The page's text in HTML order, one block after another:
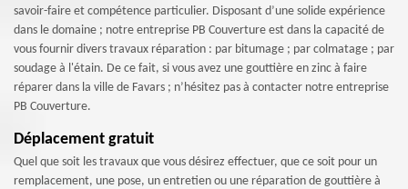
savoir-faire et compétence particulier. Disposant d’une solide expérience
dans le domaine ; notre entreprise PB Couverture est dans la capacité de
vous fournir divers travaux réparation : par bitumage ; par colmatage ; par
soudage à l'étain. De ce fait, si vous avez une gouttière en zinc à faire
réparer dans la ville de Favars ; n’hésitez pas à contacter notre entreprise
PB Couverture.
Déplacement gratuit
Quel que soit les travaux que vous désirez effectuer, que ce soit pour un
remplacement, une pose, un entretien ou une réparation de gouttière à